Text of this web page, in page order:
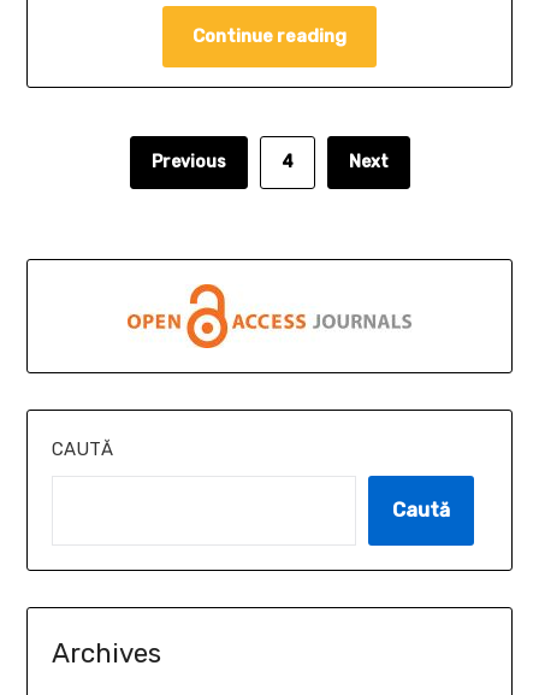
Continue reading
Previous 4 Next
CAUTĂ
Caută
Archives